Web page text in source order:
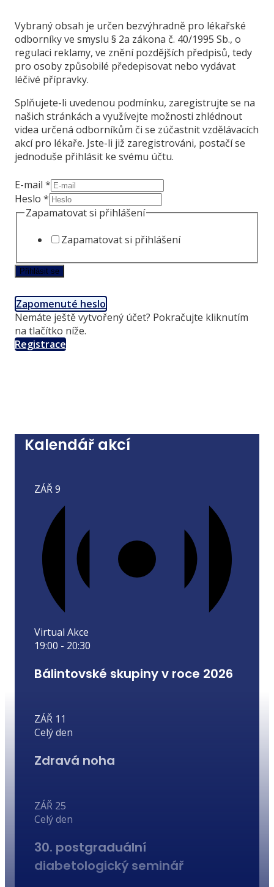
Vybraný obsah je určen bezvýhradně pro lékařské
odborníky ve smyslu § 2a zákona č. 40/1995 Sb., o
regulaci reklamy, ve znění pozdějších předpisů, tedy
pro osoby způsobilé předepisovat nebo vydávat
léčivé přípravky.
Splňujete-li uvedenou podmínku, zaregistrujte se na
našich stránkách a využívejte možnosti zhlédnout
videa určená odborníkům či se zúčastnit vzdělávacích
akcí pro lékaře. Jste-li již zaregistrováni, postačí se
jednoduše přihlásit ke svému účtu.
Zapamatovat
Heslo
přihlášení
E-mail *
Heslo *
Zapamatovat si přihlášení
Zapamatovat si přihlášení
Přihlásit se
Zapomenuté heslo
Nemáte ještě vytvořený účet? Pokračujte kliknutím
na tlačítko níže.
Registrace
Kalendář akcí
ZÁŘ9
Virtual Akce
19:00 - 20:30
Bálintovské skupiny v roce 2026
ZÁŘ 11
Celý den
Zdravá noha
ZÁŘ 25
Celý den
30. postgraduální
diabetologický seminář